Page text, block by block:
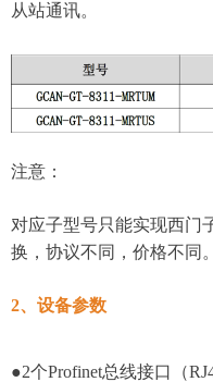
从站通讯。
注意：
对应子型号只能实现西门
换，协议不同，价格不同。
2、设备参数
●2个Profinet总线接口（